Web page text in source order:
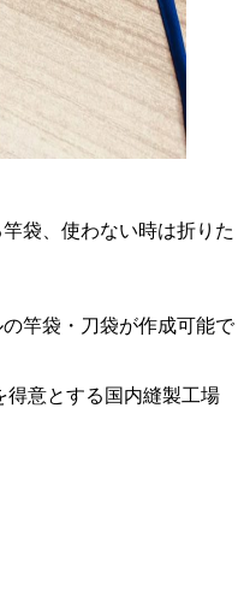
袋、使わない時は折りた
竿袋・刀袋が作成可能で
得意とする国内縫製工場